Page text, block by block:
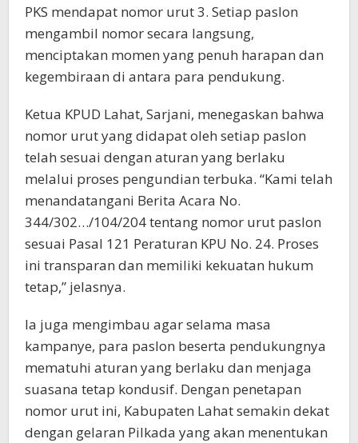
PKS mendapat nomor urut 3. Setiap paslon
mengambil nomor secara langsung,
menciptakan momen yang penuh harapan dan
kegembiraan di antara para pendukung.
Ketua KPUD Lahat, Sarjani, menegaskan bahwa
nomor urut yang didapat oleh setiap paslon
telah sesuai dengan aturan yang berlaku
melalui proses pengundian terbuka. “Kami telah
menandatangani Berita Acara No.
344/302…/104/204 tentang nomor urut paslon
sesuai Pasal 121 Peraturan KPU No. 24. Proses
ini transparan dan memiliki kekuatan hukum
tetap,” jelasnya.
Ia juga mengimbau agar selama masa
kampanye, para paslon beserta pendukungnya
mematuhi aturan yang berlaku dan menjaga
suasana tetap kondusif. Dengan penetapan
nomor urut ini, Kabupaten Lahat semakin dekat
dengan gelaran Pilkada yang akan menentukan